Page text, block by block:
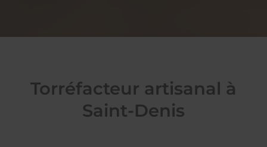
Torréfacteur artisanal à
Saint-Denis